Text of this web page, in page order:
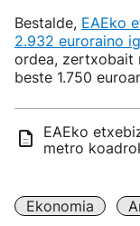
Bestalde, EAEko
2.932 euroraino
ordea, zertxobait
beste 1.750
EAEko
metro
Ekonomia